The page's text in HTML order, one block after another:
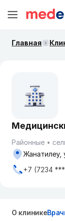
Главная
Районные
Жанатилеу,
+7 (7234
О клинике